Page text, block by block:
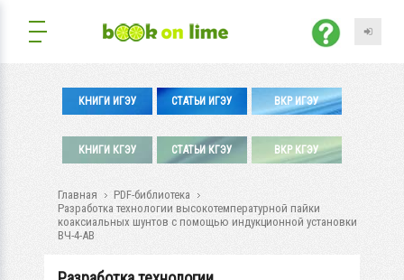
КНИГИ ИГЭУ СТАТЬИ ИГЭУ ВКР ИГЭУ
КНИГИ КГЭУ СТАТЬИ КГЭУ ВКР КГЭУ
Главная
PDF-библиотека
Разработка технологии высокотемпературной пайки
коаксиальных шунтов с помощью индукционной установки
ВЧ-4-АВ